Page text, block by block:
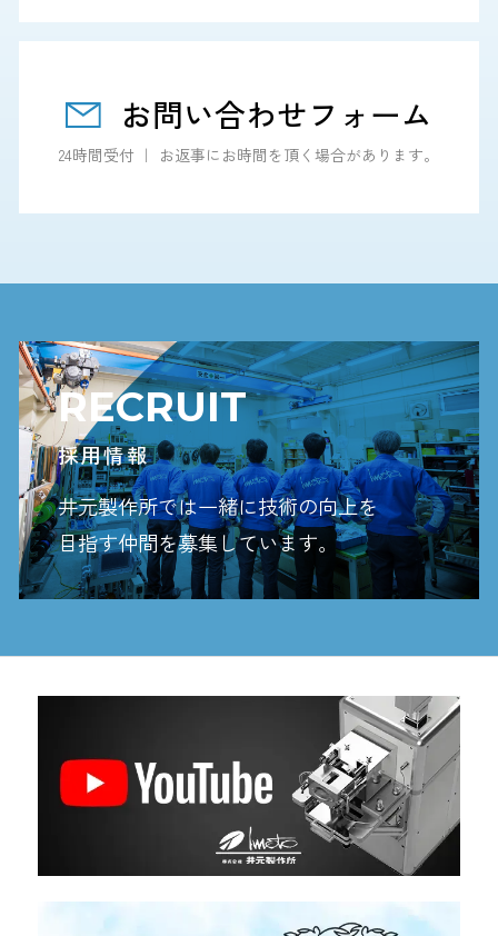
お問い合わせフォーム
24時間受付 ｜ お返事にお時間を頂く場合があります。
RECRUIT
採用情報
井元製作所では一緒に技術の向上を
目指す仲間を募集しています。